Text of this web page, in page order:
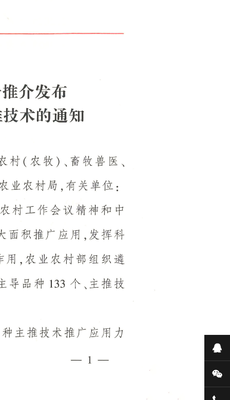
在
微